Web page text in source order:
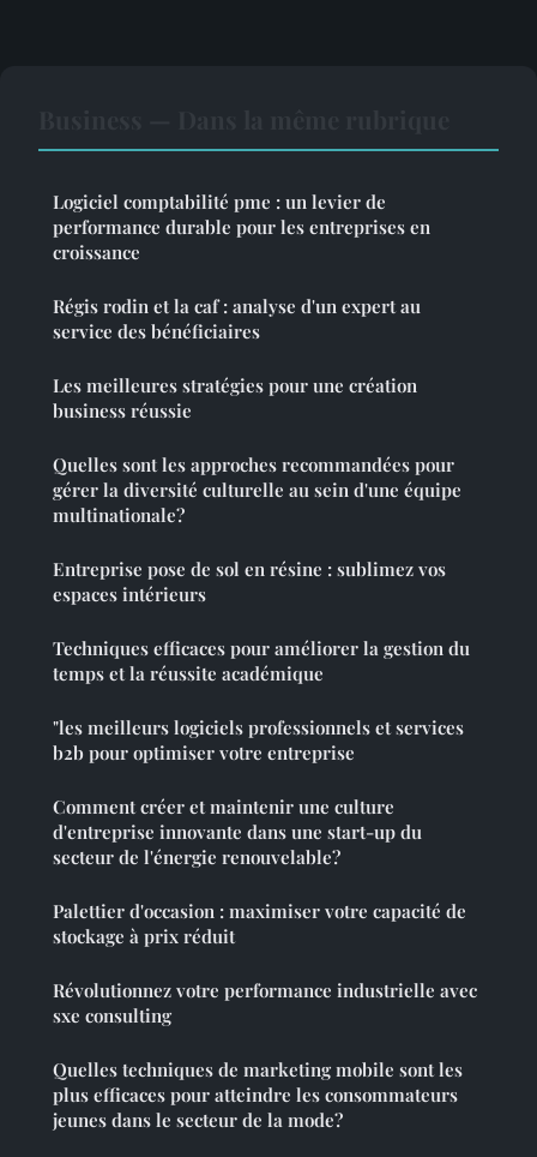
Logiciel comptabilité pme : un levier de
performance durable pour les entreprises en
croissance
Régis rodin et la caf : analyse d'un expert au
service des bénéficiaires
Les meilleures stratégies pour une création
business réussie
Quelles sont les approches recommandées pour
gérer la diversité culturelle au sein d'une équipe
multinationale?
Entreprise pose de sol en résine : sublimez vos
espaces intérieurs
Techniques efficaces pour améliorer la gestion du
temps et la réussite académique
"les meilleurs logiciels professionnels et services
b2b pour optimiser votre entreprise
Comment créer et maintenir une culture
d'entreprise innovante dans une start-up du
secteur de l'énergie renouvelable?
Palettier d'occasion : maximiser votre capacité de
stockage à prix réduit
Révolutionnez votre performance industrielle avec
sxe consulting
Quelles techniques de marketing mobile sont les
plus efficaces pour atteindre les consommateurs
jeunes dans le secteur de la mode?